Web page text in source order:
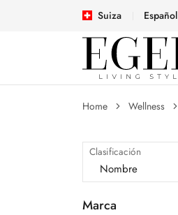
Suiza Español
Home Wellness
Clasificación
Marca